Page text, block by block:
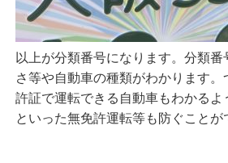
以上が分類番号になります。分類番
さ等や自動車の種類がわかります
許証で運転できる自動車もわかるよ
といった無免許運転等も防ぐことが